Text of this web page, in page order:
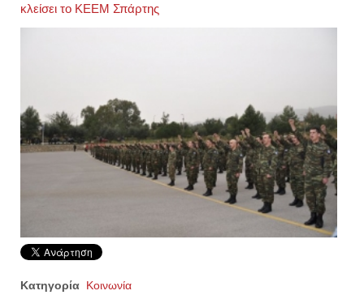
κλείσει το ΚΕΕΜ Σπάρτης
Κατηγορία Κοινωνία